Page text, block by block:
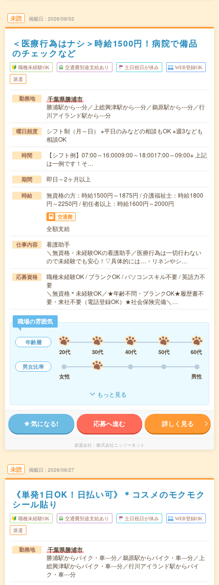
未読 掲載日 2026/08/02
＜医療行為はナシ＞時給1500円！病院で備品
のチェックなど
職種未経験OK 交通費別途支給あり 土日祝日が休み WEB登録OK
派遣
勤務地 千葉県勝浦市
勝浦駅から---分／上総興津駅から---分／鵜原駅から---分／行
川アイランド駅から---分
曜日頻度
シフト制（月～日） ※平日のみなどの相談もOK ※週3なども
相談OK
時間
【シフト例】07:00～16:0009:00～18:0017:00～09:00※ 上記
は一例です！そ…
期間 即日～2ヶ月以上
時給
無資格の方：時給1500円～1875円 / 介護福祉士：時給1800
円～2250円 / 初任者以上：時給1600円～2000円
交通費
全額支給
仕事内容
看護助手
＼無資格・未経験OKの看護助手／医療行為は一切行わない
ので未経験でも安心！▽具体的には…・リネンやシ…
応募資格
職種未経験OK / ブランクOK / パソコンスキル不要 / 英語力不
要
＼無資格＊未経験OK／★年齢不問・ブランクOK★履歴書不
要・来社不要（電話登録OK）★社会保険完備＼…
職場の雰囲気
年齢層
20代
30代 40代 50代
60代
男女比率
女性
男性
もっと見る
気になる! 応募へ進む 詳しく見る
派遣会社 株式会社ニッソーネット
未読 掲載日 2026/06/27
《単発1日OK！日払い可》＊コスメのモクモク
シール貼り
職種未経験OK 交通費別途支給あり 土日祝日が休み WEB登録OK
派遣
勤務地 千葉県勝浦市
勝浦駅からバイク・車---分／鵜原駅からバイク・車---分／上
総興津駅からバイク・車---分／行川アイランド駅からバイ
ク・車---分